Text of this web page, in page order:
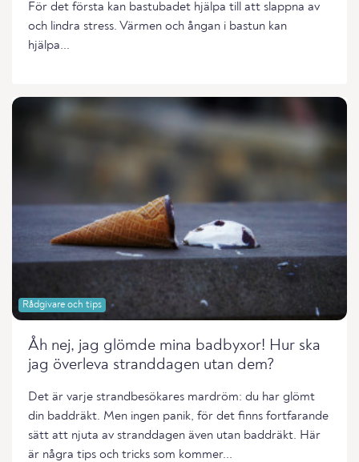
För det första kan bastubadet hjälpa till att slappna av
och lindra stress. Värmen och ångan i bastun kan
hjälpa...
Rådgivare och tips
Åh nej, jag glömde mina badbyxor! Hur ska
jag överleva stranddagen utan dem?
Det är varje strandbesökares mardröm: du har glömt
din baddräkt. Men ingen panik, för det finns fortfarande
sätt att njuta av stranddagen även utan baddräkt. Här
är några tips och tricks som kommer...